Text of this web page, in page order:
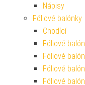
Nápisy
Fóliové balónky
Chodící
Fóliové
Fóliové
Fóliové
Fóliové